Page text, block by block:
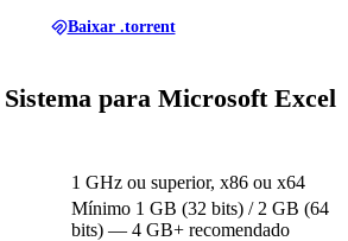
Baixar .torrent
para Microsoft Excel
1 GHz ou superior, x86 ou x64
Mínimo 1 GB (32 bits) / 2 GB (64
bits) — 4 GB+ recomendado